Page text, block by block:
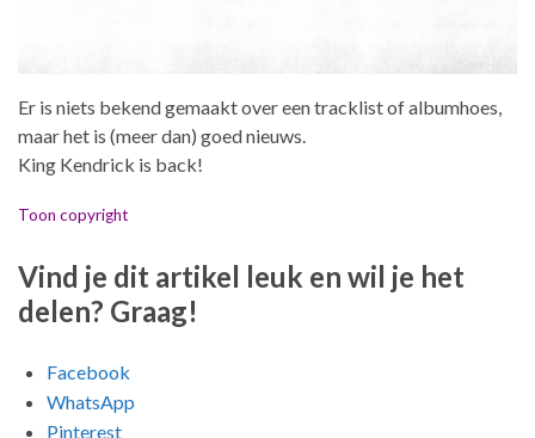
Er is niets bekend gemaakt over een tracklist of albumhoes,
maar het is (meer dan) goed nieuws.
King Kendrick is back!
Toon copyright
Vind je dit artikel leuk en wil je het
delen? Graag!
Facebook
WhatsApp
Pinterest